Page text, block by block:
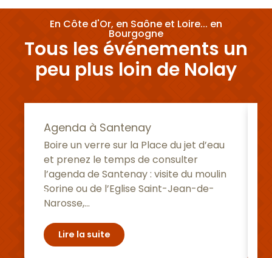
Marché de Nolay
101e FOIRE ANTIQUITÉS-BROCANTE DE NOLAY
Foire Antiquités-brocante 56 ième ANNEE
Le Bazar des Couturières et des Loisirs Créatifs
En Côte d'Or, en Saône et Loire... en
Bourgogne
Tous les événements un
peu plus loin de Nolay
Agenda à Santenay
Boire un verre sur la Place du jet d’eau
et prenez le temps de consulter
l’agenda de Santenay : visite du moulin
Sorine ou de l’Eglise Saint-Jean-de-
Narosse,...
Lire la suite